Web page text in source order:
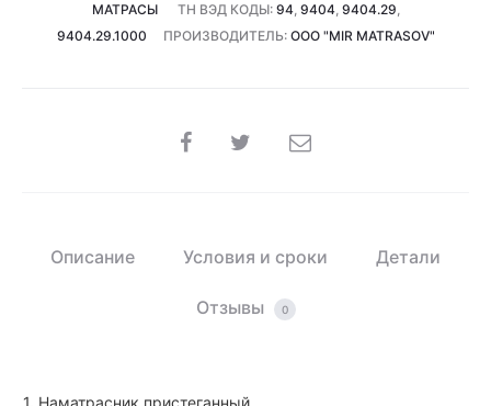
МАТРАСЫ
ТН ВЭД КОДЫ: 94, 9404, 9404.29,
9404.29.1000
ПРОИЗВОДИТЕЛЬ: ООО "MIR MATRASOV"
SHARE
Описание Условия и сроки Детали
Отзывы 0